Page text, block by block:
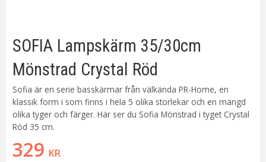
SOFIA Lampskärm 35/30cm
Mönstrad Crystal Röd
Sofia är en serie basskärmar från välkända PR-Home, en
klassik form i som finns i hela 5 olika storlekar och en mängd
olika tyger och färger. Här ser du Sofia Mönstrad i tyget Crystal
Röd 35 cm.
Nedsatt pris:
329 KR